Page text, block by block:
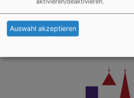
Mobil: –
E-Mail:info@pfuhl-
Auswahl akzeptieren